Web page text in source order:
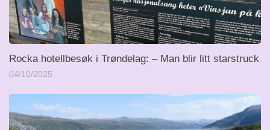
Rocka hotellbesøk i Trøndelag: – Man blir litt starstruck
04/10/2025